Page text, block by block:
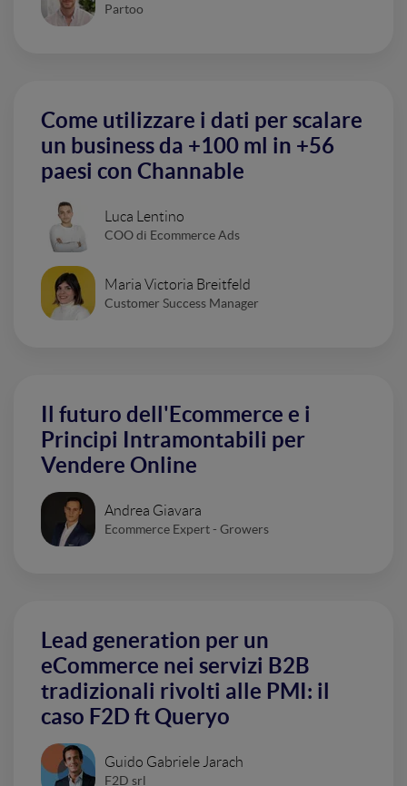
Partoo
Come utilizzare i dati per scalare
un business da +100 ml in +56
paesi con Channable
Luca Lentino
COO di Ecommerce Ads
Maria Victoria Breitfeld
Customer Success Manager
Il futuro dell'Ecommerce e i
Principi Intramontabili per
Vendere Online
Andrea Giavara
Ecommerce Expert - Growers
Lead generation per un
eCommerce nei servizi B2B
tradizionali rivolti alle PMI: il
caso F2D ft Queryo
Guido Gabriele Jarach
F2D srl